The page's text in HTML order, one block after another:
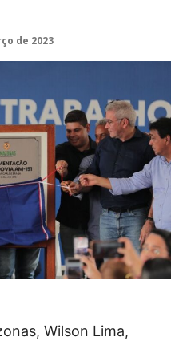
de 2023
Wilson Lima,